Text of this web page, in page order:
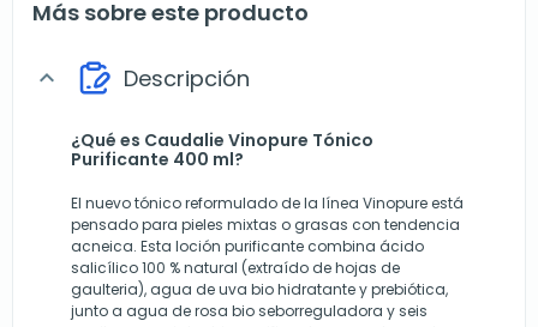
Más sobre este producto
expand_more Descripción
¿Qué es Caudalie Vinopure Tónico
Purificante 400 ml?
El nuevo tónico reformulado de la línea Vinopure está
pensado para pieles mixtas o grasas con tendencia
acneica. Esta loción purificante combina ácido
salicílico 100 % natural (extraído de hojas de
gaulteria), agua de uva bio hidratante y prebiótica,
junto a agua de rosa bio seborreguladora y seis